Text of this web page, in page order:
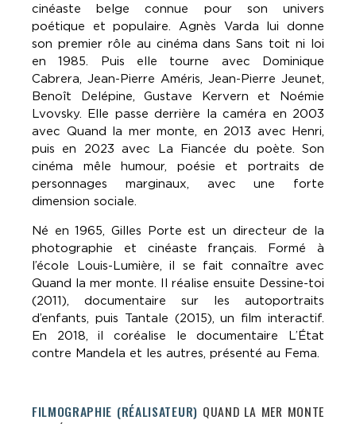
cinéaste belge connue pour son univers
poétique et populaire. Agnès Varda lui donne
son premier rôle au cinéma dans Sans toit ni loi
en 1985. Puis elle tourne avec Dominique
Cabrera, Jean-Pierre Améris, Jean-Pierre Jeunet,
Benoît Delépine, Gustave Kervern et Noémie
Lvovsky. Elle passe derrière la caméra en 2003
avec Quand la mer monte, en 2013 avec Henri,
puis en 2023 avec La Fiancée du poète. Son
cinéma mêle humour, poésie et portraits de
personnages marginaux, avec une forte
dimension sociale.
Né en 1965, Gilles Porte est un directeur de la
photographie et cinéaste français. Formé à
l’école Louis-Lumière, il se fait connaître avec
Quand la mer monte. Il réalise ensuite Dessine-toi
(2011), documentaire sur les autoportraits
d’enfants, puis Tantale (2015), un film interactif.
En 2018, il coréalise le documentaire L’État
contre Mandela et les autres, présenté au Fema.
FILMOGRAPHIE (RÉALISATEUR) QUAND LA MER MONTE